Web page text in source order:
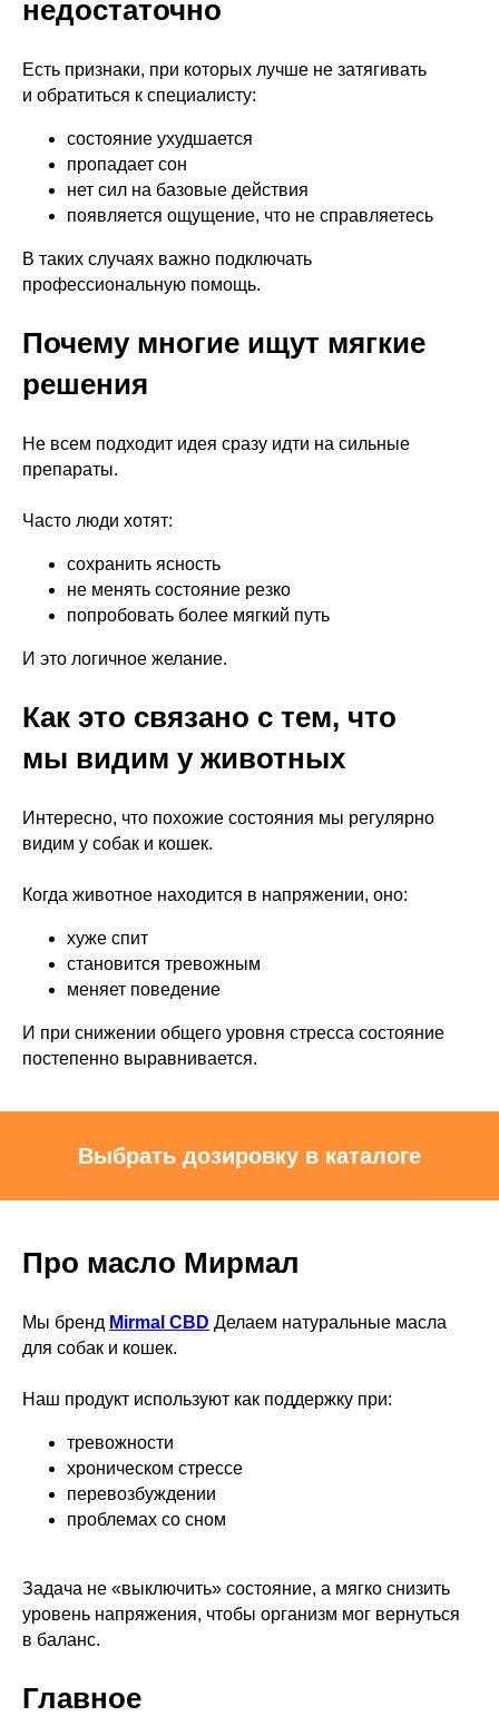
недостаточно
Есть признаки, при которых лучше не затягивать
и обратиться к специалисту:
состояние ухудшается
пропадает сон
нет сил на базовые действия
появляется ощущение, что не справляетесь
В таких случаях важно подключать
профессиональную помощь.
Почему многие ищут мягкие
решения
Не всем подходит идея сразу идти на сильные
препараты.
Часто люди хотят:
сохранить ясность
не менять состояние резко
попробовать более мягкий путь
И это логичное желание.
Как это связано с тем, что
мы видим у животных
Интересно, что похожие состояния мы регулярно
видим у собак и кошек.
Когда животное находится в напряжении, оно:
хуже спит
становится тревожным
меняет поведение
И при снижении общего уровня стресса состояние
постепенно выравнивается.
Выбрать дозировку в каталоге
Про масло Мирмал
Мы бренд Mirmal CBD Делаем натуральные масла
для собак и кошек.
Наш продукт используют как поддержку при:
тревожности
хроническом стрессе
перевозбуждении
проблемах со сном
Задача не «выключить» состояние, а мягко снизить
уровень напряжения, чтобы организм мог вернуться
в баланс.
Главное